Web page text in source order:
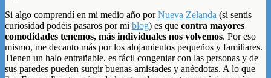
Si algo comprendí en mi medio año porNueva Zelanda (si sentís
curiosidad podéis pasaros por mi blog) es que contra mayores
comodidades tenemos, más individuales nos volvemos. Por eso
mismo, me decanto más por los alojamientos pequeños y familiares.
Tienen un halo entrañable, es fácil congeniar con las personas y de
sus paredes pueden surgir buenas amistades y anécdotas. A lo que